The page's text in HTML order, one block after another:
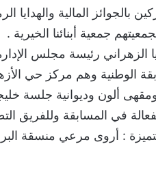
بالجوائز المالية والهدايا
جمعية أبنائنا الخيرية .
الزهراني رئيسة مجلس
الوطنية وهم مركز حي
ألون وديوانية جلسة
في المسابقة وللفريق
: أروى مرعي منسقة